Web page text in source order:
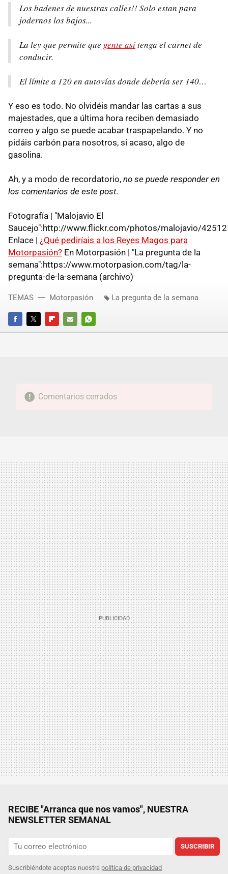
Los badenes de nuestras calles!! Solo estan para
jodernos los bajos...
La ley que permite que gente asítenga el carnet de
conducir.
El límite a 120 en autovías donde debería ser 140…
Y eso es todo. No olvidéis mandar las cartas a sus
majestades, que a última hora reciben demasiado
correo y algo se puede acabar traspapelando. Y no
pidáis carbón para nosotros, si acaso, algo de
gasolina.
Ah, y a modo de recordatorio, no se puede responder en
los comentarios de este post.
Fotografía | "Malojavio El
Saucejo":http://www.flickr.com/photos/malojavio/
Enlace | ¿Qué pediríais a los Reyes Magos para
Motorpasión? En Motorpasión | "La pregunta de la
semana":https://www.motorpasion.com/tag/la-
pregunta-de-la-semana (archivo)
FACEBOOKTWITTERFLIPBOARD
E-
WHATSAPP
TEMAS Motorpasión La pregunta de la semana
Comentarios cerrados
RECIBE "Arranca que nos vamos", NUESTRA
NEWSLETTER SEMANAL
SUSCRIBIR
Suscribiéndote aceptas nuestra política de privacidad